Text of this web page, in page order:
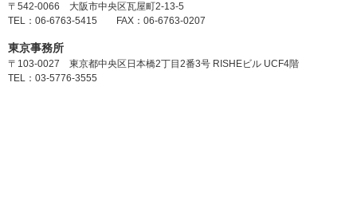
〒542-0066 大阪市中央区瓦屋町2-13-5
TEL：06-6763-5415 FAX：06-6763-0207
東京事務所
〒103-0027 東京都中央区日本橋2丁目2番3号 RISHEビル UCF4階
TEL：03-5776-3555